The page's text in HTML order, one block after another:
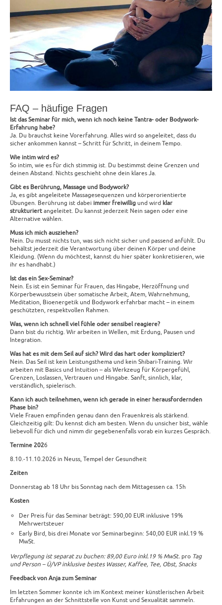
FAQ – häufige Fragen
Ist das Seminar für mich, wenn ich noch keine Tantra- oder Bodywork-
Erfahrung habe?
Ja. Du brauchst keine Vorerfahrung. Alles wird so angeleitet, dass du
sicher ankommen kannst – Schritt für Schritt, in deinem Tempo.
Wie intim wird es?
So intim, wie es für dich stimmig ist. Du bestimmst deine Grenzen und
deinen Abstand. Nichts geschieht ohne dein klares Ja.
Gibt es Berührung, Massage und Bodywork?
Ja, es gibt angeleitete Massagesequenzen und körperorientierte
Übungen. Berührung ist dabei immer freiwillig und wird klar
strukturiertangeleitet. Du kannst jederzeit Nein sagen oder eine
Alternative wählen.
Muss ich mich ausziehen?
Nein. Du musst nichts tun, was sich nicht sicher und passend anfühlt. Du
behältst jederzeit die Verantwortung über deinen Körper und deine
Kleidung. (Wenn du möchtest, kannst du hier später konkretisieren, wie
ihr es handhabt.)
Ist das ein Sex-Seminar?
Nein. Es ist ein Seminar für Frauen, das Hingabe, Herzöffnung und
Körperbewusstsein über somatische Arbeit, Atem, Wahrnehmung,
Meditation, Bioenergetik und Bodywork erfahrbar macht – in einem
geschützten, respektvollen Rahmen.
Was, wenn ich schnell viel fühle oder sensibel reagiere?
Dann bist du richtig. Wir arbeiten in Wellen, mit Erdung, Pausen und
Integration.
Was hat es mit dem Seil auf sich? Wird das hart oder kompliziert?
Nein. Das Seil ist kein Leistungsthema und kein Shibari-Training. Wir
arbeiten mit Basics und Intuition – als Werkzeug für Körpergefühl,
Grenzen, Loslassen, Vertrauen und Hingabe. Sanft, sinnlich, klar,
verständlich, spielerisch.
Kann ich auch teilnehmen, wenn ich gerade in einer herausfordernden
Phase bin?
Viele Frauen empfinden genau dann den Frauenkreis als stärkend.
Gleichzeitig gilt: Du kennst dich am besten. Wenn du unsicher bist, wähle
liebevoll für dich und nimm dir gegebenenfalls vorab ein kurzes Gespräch.
Termine 2026
8.10.-11.10.2026 in Neuss, Tempel der Gesundheit
Zeiten
Donnerstag ab 18 Uhr bis Sonntag nach dem Mittagessen ca. 15h
Kosten
Der Preis für das Seminar beträgt: 590,00 EUR inklusive 19%
Mehrwertsteuer
Early Bird, bis drei Monate vor Seminarbeginn: 540,00 EUR inkl.19 %
MwSt.
Verpflegung ist separat zu buchen: 89,00 Euro inkl.19 % MwSt. pro Tag
und Person – Ü/VP inklusive bestes Wasser, Kaffee, Tee, Obst, Snacks
Feedback von Anja zum Seminar
Im letzten Sommer konnte ich im Kontext meiner künstlerischen Arbeit
Erfahrungen an der Schnittstelle von Kunst und Sexualität sammeln.